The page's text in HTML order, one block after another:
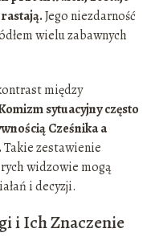
Jego niezdarność
wielu zabawnych
między
sytuacyjny często
Cześnika a
Takie zestawienie
widzowie mogą
i decyzji.
i Ich Znaczenie